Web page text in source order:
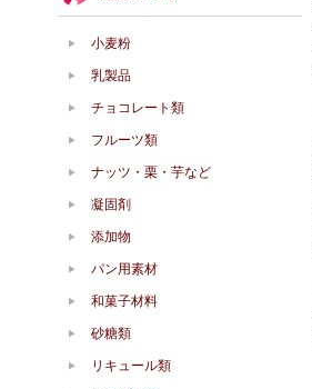
小麦粉
乳製品
チョコレート類
フルーツ類
ナッツ・栗・芋など
凝固剤
添加物
パン用素材
和菓子材料
砂糖類
リキュール類